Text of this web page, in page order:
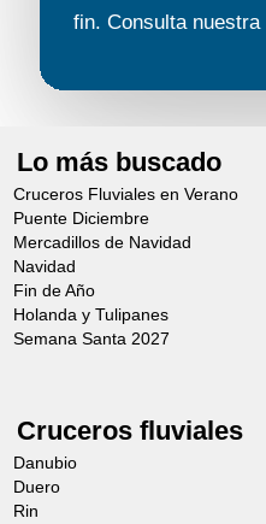
fin. Consulta nuestra
Lo más buscado
Cruceros Fluviales en Verano
Puente Diciembre
Mercadillos de Navidad
Navidad
Fin de Año
Holanda y Tulipanes
Semana Santa 2027
Cruceros fluviales
Danubio
Duero
Rin